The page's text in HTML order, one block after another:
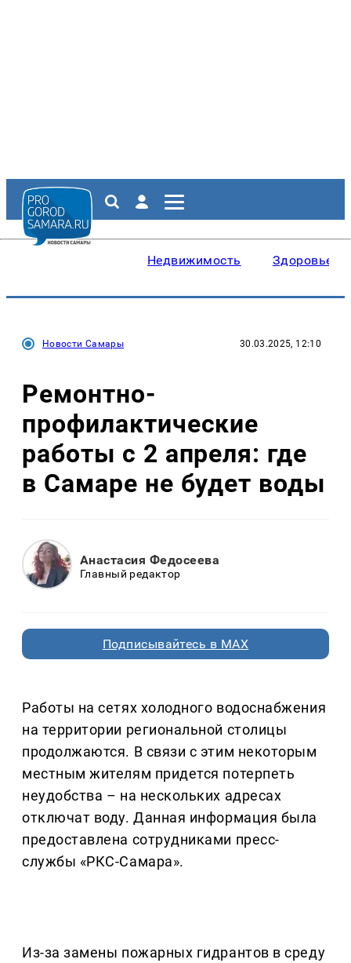
Недвижимость Здоровье
Новости Самары 30.03.2025, 12:10
Ремонтно-
профилактические
работы с 2 апреля: где
в Самаре не будет воды
Анастасия Федосеева
Главный редактор
Подписывайтесь в MAX
Работы на сетях холодного водоснабжения
на территории региональной столицы
продолжаются. В связи с этим некоторым
местным жителям придется потерпеть
неудобства – на нескольких адресах
отключат воду. Данная информация была
предоставлена сотрудниками пресс-
службы «РКС-Самара».
Из-за замены пожарных гидрантов в среду